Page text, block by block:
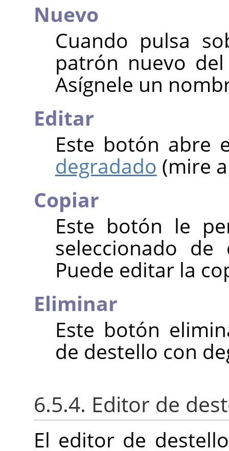
Nuevo
Cuando pulsa
patrón nuevo
Asígnele un
Editar
Este botón abre
degradado (mire
Copiar
Este botón le
seleccionado de
Puede editar la
Eliminar
Este botón
de destello con
6.5.4. Editor de
El editor de